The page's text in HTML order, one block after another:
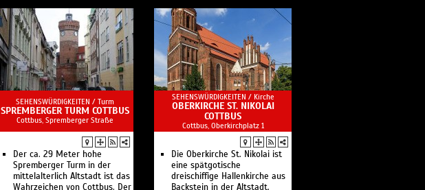
Oberlausitz.
SEHENSWÜRDIGKEITEN / Turm
SPREMBERGER TURM COTTBUS
Cottbus, Spremberger Straße
Der ca. 29 Meter hohe
Spremberger Turm in der
mittelalterlich Altstadt ist das
Wahrzeichen von Cottbus. Der
SEHENSWÜRDIGKEITEN / Kirche
OBERKIRCHE ST. NIKOLAI
COTTBUS
Cottbus, Oberkirchplatz 1
Die Oberkirche St. Nikolai ist
eine spätgotische
dreischiffige Hallenkirche aus
Backstein in der Altstadt.